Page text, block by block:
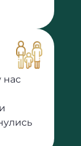
нас